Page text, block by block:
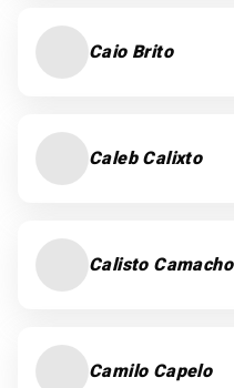
Caio Brito
Caleb Calixto
Calisto Camacho
Camilo Capelo